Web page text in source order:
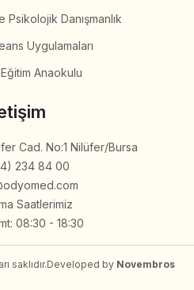
Psikolojik Danışmanlık
Uygulamaları
Anaokulu
Cad. No:1 Nilüfer/Bursa
234 84 00
Saatlerimiz
08:30 - 18:30
saklıdır.Developed by Novembros